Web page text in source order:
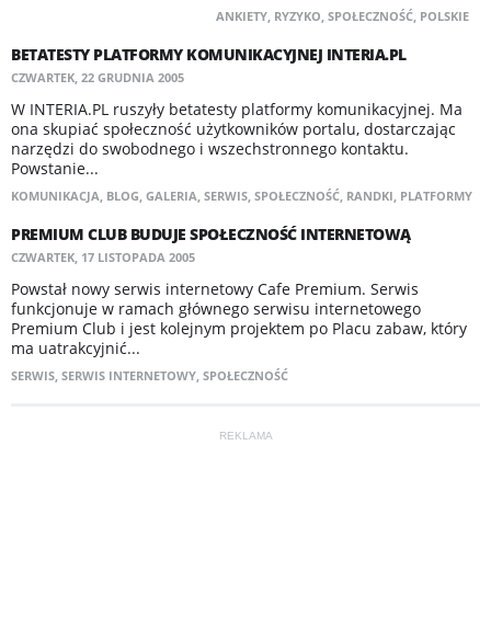
ANKIETY, RYZYKO, SPOŁECZNOŚĆ, POLSKIE
BETATESTY PLATFORMY KOMUNIKACYJNEJ INTERIA.PL
CZWARTEK, 22 GRUDNIA 2005
W INTERIA.PL ruszyły betatesty platformy komunikacyjnej. Ma
ona skupiać społeczność użytkowników portalu, dostarczając
narzędzi do swobodnego i wszechstronnego kontaktu.
Powstanie...
KOMUNIKACJA, BLOG, GALERIA, SERWIS, SPOŁECZNOŚĆ, RANDKI, PLATFORMY
PREMIUM CLUB BUDUJE SPOŁECZNOŚĆ INTERNETOWĄ
CZWARTEK, 17 LISTOPADA 2005
Powstał nowy serwis internetowy Cafe Premium. Serwis
funkcjonuje w ramach głównego serwisu internetowego
Premium Club i jest kolejnym projektem po Placu zabaw, który
ma uatrakcyjnić...
SERWIS, SERWIS INTERNETOWY, SPOŁECZNOŚĆ
REKLAMA